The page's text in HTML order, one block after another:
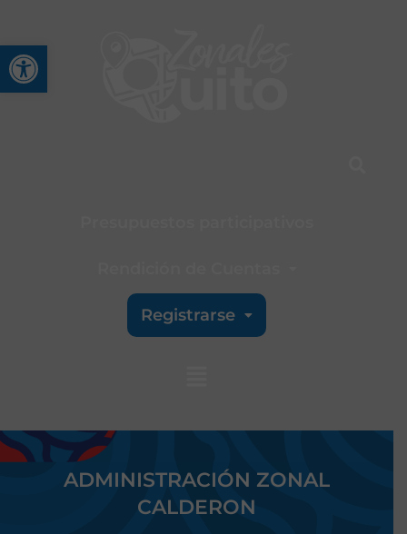
Abrir barra de
Registrarse
ADMINISTRACIÓN ZONAL
CALDERON